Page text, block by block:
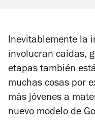
Inevitablemente la
involucran caídas,
etapas también
muchas cosas por
más jóvenes a
nuevo modelo de